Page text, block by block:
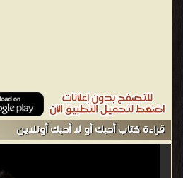
الحريّة.
أحد أهم الشعراء الفلسطينيين والعرب
قراءة كتاب أحبك أو لا أحبك أونلاين